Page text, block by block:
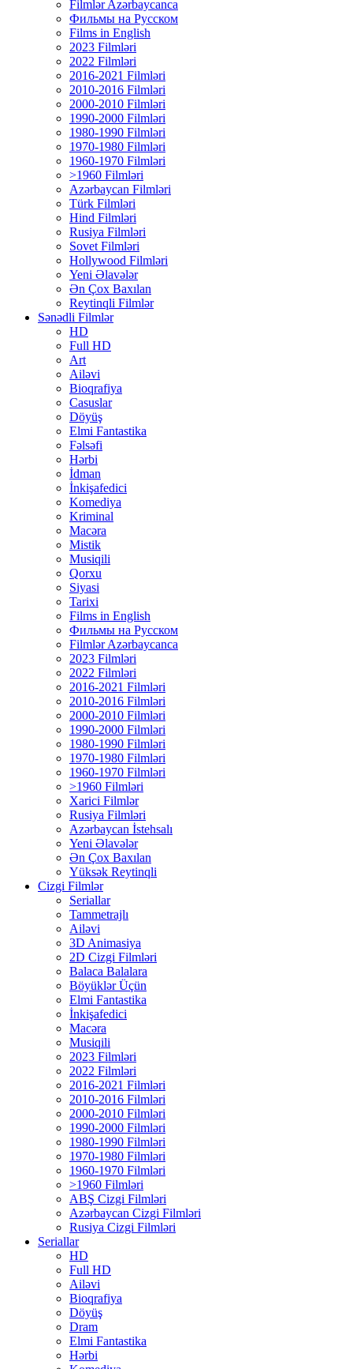
Filmlər Azərbaycanca
Фильмы на Русском
Films in English
2023 Filmləri
2022 Filmləri
2016-2021 Filmləri
2010-2016 Filmləri
2000-2010 Filmləri
1990-2000 Filmləri
1980-1990 Filmləri
1970-1980 Filmləri
1960-1970 Filmləri
>1960 Filmləri
Azərbaycan Filmləri
Türk Filmləri
Hind Filmləri
Rusiya Filmləri
Sovet Filmləri
Hollywood Filmləri
Yeni Əlavələr
Ən Çox Baxılan
Reytinqli Filmlər
Sənədli Filmlər
HD
Full HD
Art
Ailəvi
Bioqrafiya
Casuslar
Döyüş
Elmi Fantastika
Fəlsəfi
Hərbi
İdman
İnkişafedici
Komediya
Kriminal
Macəra
Mistik
Musiqili
Qorxu
Siyasi
Tarixi
Films in English
Фильмы на Русском
Filmlər Azərbaycanca
2023 Filmləri
2022 Filmləri
2016-2021 Filmləri
2010-2016 Filmləri
2000-2010 Filmləri
1990-2000 Filmləri
1980-1990 Filmləri
1970-1980 Filmləri
1960-1970 Filmləri
>1960 Filmləri
Xarici Filmlər
Rusiya Filmləri
Azərbaycan İstehsalı
Yeni Əlavələr
Ən Çox Baxılan
Yüksək Reytinqli
Cizgi Filmlər
Seriallar
Tammetrajlı
Ailəvi
3D Animasiya
2D Cizgi Filmləri
Balaca Balalara
Böyüklər Üçün
Elmi Fantastika
İnkişafedici
Macəra
Musiqili
2023 Filmləri
2022 Filmləri
2016-2021 Filmləri
2010-2016 Filmləri
2000-2010 Filmləri
1990-2000 Filmləri
1980-1990 Filmləri
1970-1980 Filmləri
1960-1970 Filmləri
>1960 Filmləri
ABŞ Cizgi Filmləri
Azərbaycan Cizgi Filmləri
Rusiya Cizgi Filmləri
Seriallar
HD
Full HD
Ailəvi
Bioqrafiya
Döyüş
Dram
Elmi Fantastika
Hərbi